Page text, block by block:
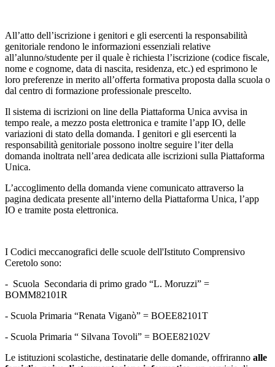
All’atto dell’iscrizione i genitori e gli esercenti la responsabilità
genitoriale rendono le informazioni essenziali relative
all’alunno/studente per il quale è richiesta l’iscrizione (codice fiscale,
nome e cognome, data di nascita, residenza, etc.) ed esprimono le
loro preferenze in merito all’offerta formativa proposta dalla scuola o
dal centro di formazione professionale prescelto.
Il sistema di iscrizioni on line della Piattaforma Unica avvisa in
tempo reale, a mezzo posta elettronica e tramite l’app IO, delle
variazioni di stato della domanda. I genitori e gli esercenti la
responsabilità genitoriale possono inoltre seguire l’iter della
domanda inoltrata nell’area dedicata alle iscrizioni sulla Piattaforma
Unica.
L’accoglimento della domanda viene comunicato attraverso la
pagina dedicata presente all’interno della Piattaforma Unica, l’app
IO e tramite posta elettronica.
I Codici meccanografici delle scuole dell'Istituto Comprensivo
Ceretolo sono:
- Scuola Secondaria di primo grado “L. Moruzzi” =
BOMM82101R
- Scuola Primaria “Renata Viganò” = BOEE82101T
- Scuola Primaria “ Silvana Tovoli” = BOEE82102V
Le istituzioni scolastiche, destinatarie delle domande, offriranno alle